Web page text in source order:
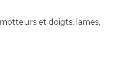
et doigts, lames,